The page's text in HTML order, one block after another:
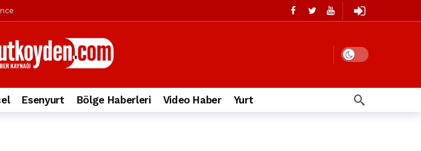
yönelik suçlamalar 10 ay önce
2 yıl önce
2 yıl önce
Esenyurt Bölge Haberleri Video Haber Yurt